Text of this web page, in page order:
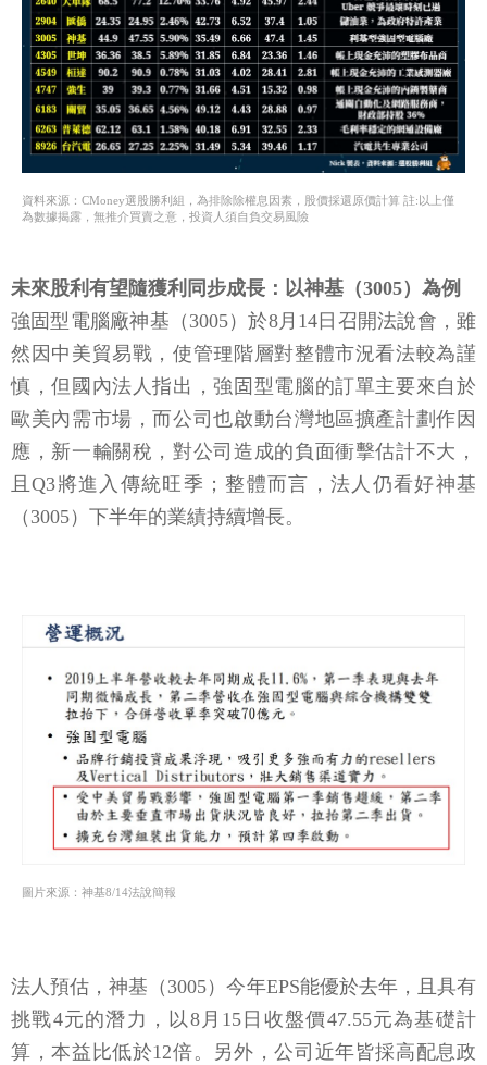
資料來源：CMoney選股勝利組，為排除除權息因素，股價採還原價計算 註:以上僅
為數據揭露，無推介買賣之意，投資人須自負交易風險
未來股利有望隨獲利同步成長：以神基（3005）為例
強固型電腦廠神基（3005）於8月14日召開法說會，雖
然因中美貿易戰，使管理階層對整體市況看法較為謹
慎，但國內法人指出，強固型電腦的訂單主要來自於
歐美內需市場，而公司也啟動台灣地區擴產計劃作因
應，新一輪關稅，對公司造成的負面衝擊估計不大，
且Q3將進入傳統旺季；整體而言，法人仍看好神基
（3005）下半年的業績持續增長。
圖片來源：神基8/14法說簡報
法人預估，神基（3005）今年EPS能優於去年，且具有
挑戰4元的潛力，以8月15日收盤價47.55元為基礎計
算，本益比低於12倍。另外，公司近年皆採高配息政